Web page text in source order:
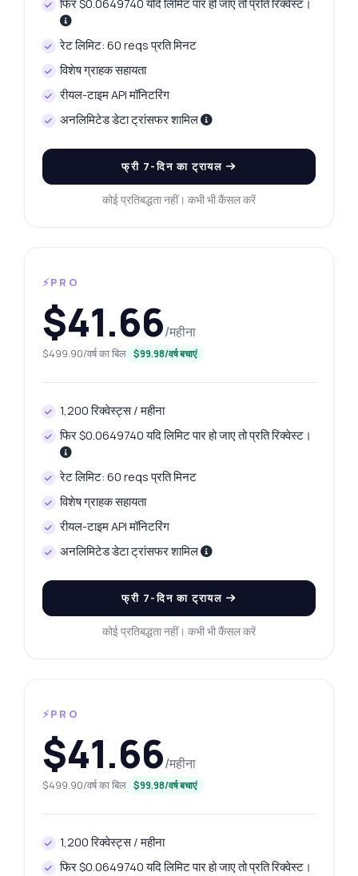
फिर $0.0649740 यदि लिमिट पार हो जाए तो प्रति रिक्वेस्ट।
रेट लिमिट: 60 reqs प्रति मिनट
विशेष ग्राहक सहायता
रीयल-टाइम API मॉनिटरिंग
अनलिमिटेड डेटा ट्रांसफर शामिल
फ्री 7-दिन का ट्रायल
कोई प्रतिबद्धता नहीं। कभी भी कैंसल करें
⚡PRO
$41.66/महीना
$499.90/वर्ष का बिल $99.98/वर्ष बचाएं
1,200 रिक्वेस्ट्स / महीना
फिर $0.0649740 यदि लिमिट पार हो जाए तो प्रति रिक्वेस्ट।
रेट लिमिट: 60 reqs प्रति मिनट
विशेष ग्राहक सहायता
रीयल-टाइम API मॉनिटरिंग
अनलिमिटेड डेटा ट्रांसफर शामिल
फ्री 7-दिन का ट्रायल
कोई प्रतिबद्धता नहीं। कभी भी कैंसल करें
⚡PRO
$41.66/महीना
$499.90/वर्ष का बिल $99.98/वर्ष बचाएं
1,200 रिक्वेस्ट्स / महीना
फिर $0.0649740 यदि लिमिट पार हो जाए तो प्रति रिक्वेस्ट।